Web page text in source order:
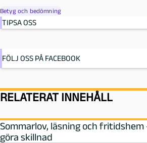
Betyg och bedömning
TIPSA OSS
FÖLJ OSS PÅ FACEBOOK
RELATERAT INNEHÅLL
Sommarlov, läsning och
göra skillnad